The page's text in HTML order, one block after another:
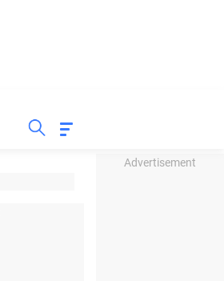
Advertisement
INSPIRASI BISNIS